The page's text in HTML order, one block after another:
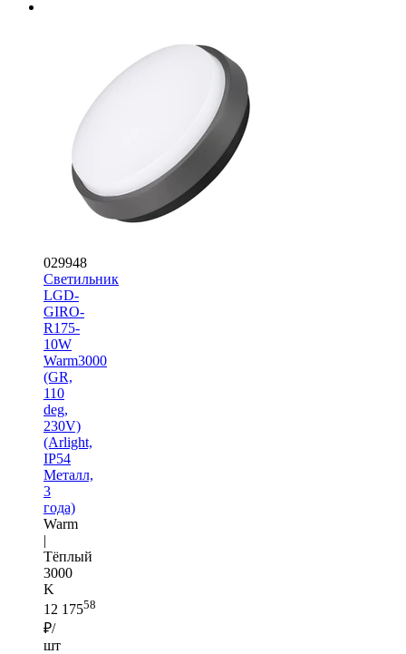
029948
Светильник
LGD-
GIRO-
R175-
10W
Warm3000
(GR,
110
deg,
230V)
(Arlight,
IP54
Металл,
3
года)
Warm
|
Тёплый
3000
K
12 17558
₽/
шт